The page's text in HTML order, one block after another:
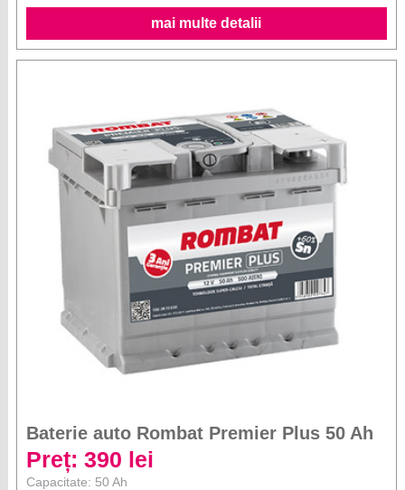
mai multe detalii
Baterie auto Rombat Premier Plus 50 Ah
Preț: 390 lei
Capacitate: 50 Ah